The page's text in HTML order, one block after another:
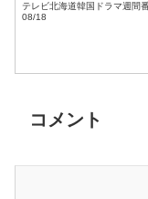
テレビ北海道韓国ドラマ週間
08/18
コメント